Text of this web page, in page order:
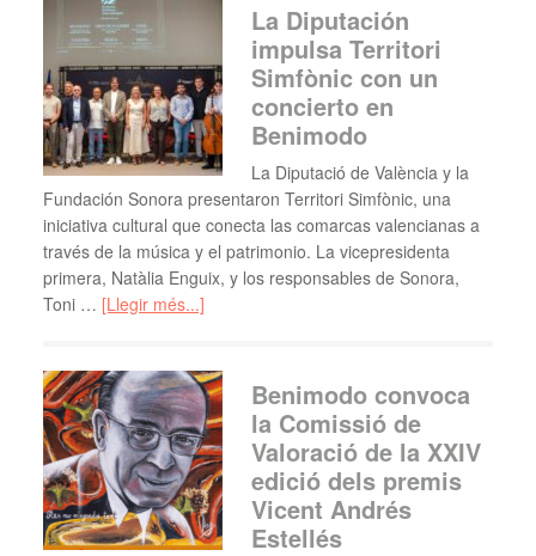
La Diputación
impulsa Territori
Simfònic con un
concierto en
Benimodo
La Diputació de València y la
Fundación Sonora presentaron Territori Simfònic, una
iniciativa cultural que conecta las comarcas valencianas a
través de la música y el patrimonio. La vicepresidenta
primera, Natàlia Enguix, y los responsables de Sonora,
Toni … [Llegir més...]
Benimodo convoca
la Comissió de
Valoració de la XXIV
edició dels premis
Vicent Andrés
Estellés